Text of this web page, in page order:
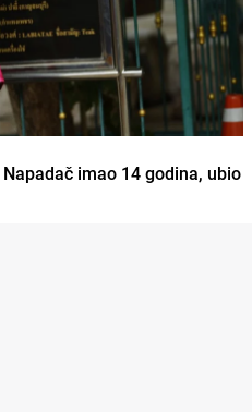
imao 14 godina, ubio